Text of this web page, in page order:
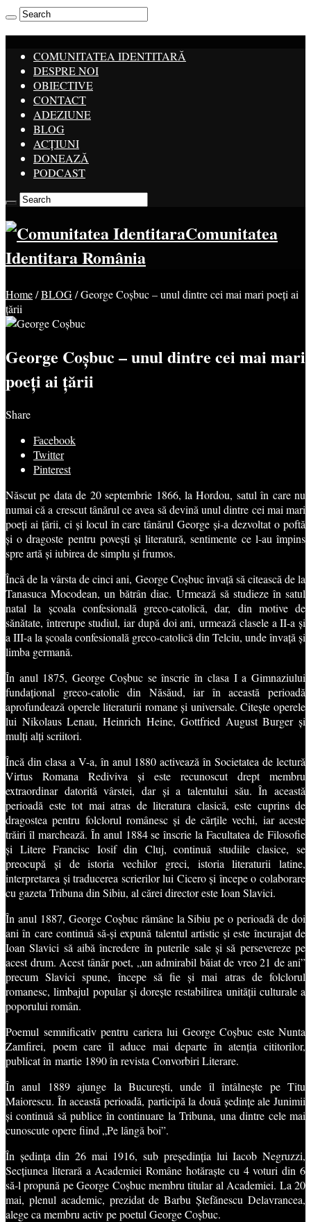
COMUNITATEA IDENTITARĂ
DESPRE NOI
OBIECTIVE
CONTACT
ADEZIUNE
BLOG
ACȚIUNI
DONEAZĂ
PODCAST
Comunitatea
Identitara România
Home/BLOG/George Coșbuc – unul dintre cei mai mari poeți ai
țării
George Coșbuc – unul dintre cei mai mari
poeți ai țării
Share
Facebook
Twitter
Pinterest
Născut pe data de 20 septembrie 1866, la Hordou, satul în care nu
numai că a crescut tânărul ce avea să devină unul dintre cei mai mari
poeți ai țării, ci și locul în care tânărul George și-a dezvoltat o poftă
și o dragoste pentru povești și literatură, sentimente ce l-au împins
spre artă și iubirea de simplu și frumos.
Încă de la vârsta de cinci ani, George Coșbuc învață să citească de la
Tanasuca Mocodean, un bătrân diac. Urmează să studieze în satul
natal la școala confesională greco-catolică, dar, din motive de
sănătate, întrerupe studiul, iar după doi ani, urmează clasele a II-a și
a III-a la școala confesională greco-catolică din Telciu, unde învață și
limba germană.
În anul 1875, George Coșbuc se înscrie în clasa I a Gimnaziului
fundațional greco-catolic din Năsăud, iar în această perioadă
aprofundează operele literaturii romane și universale. Citește operele
lui Nikolaus Lenau, Heinrich Heine, Gottfried August Burger și
mulți alți scriitori.
Încă din clasa a V-a, în anul 1880 activează în Societatea de lectură
Virtus Romana Rediviva și este recunoscut drept membru
extraordinar datorită vârstei, dar și a talentului său. În această
perioadă este tot mai atras de literatura clasică, este cuprins de
dragostea pentru folclorul românesc și de cărțile vechi, iar aceste
trăiri îl marchează. În anul 1884 se înscrie la Facultatea de Filosofie
și Litere Francisc Iosif din Cluj, continuă studiile clasice, se
preocupă și de istoria vechilor greci, istoria literaturii latine,
interpretarea și traducerea scrierilor lui Cicero și începe o colaborare
cu gazeta Tribuna din Sibiu, al cărei director este Ioan Slavici.
În anul 1887, George Coșbuc rămâne la Sibiu pe o perioadă de doi
ani în care continuă să-și expună talentul artistic și este încurajat de
Ioan Slavici să aibă încredere în puterile sale și să persevereze pe
acest drum. Acest tânăr poet, „un admirabil băiat de vreo 21 de ani”
precum Slavici spune, începe să fie și mai atras de folclorul
romanesc, limbajul popular și dorește restabilirea unității culturale a
poporului român.
Poemul semnificativ pentru cariera lui George Coșbuc este Nunta
Zamfirei, poem care îl aduce mai departe în atenția cititorilor,
publicat în martie 1890 în revista Convorbiri Literare.
În anul 1889 ajunge la București, unde îl întâlnește pe Titu
Maiorescu. În această perioadă, participă la două ședințe ale Junimii
și continuă să publice în continuare la Tribuna, una dintre cele mai
cunoscute opere fiind „Pe lângă boi”.
În ședința din 26 mai 1916, sub președinția lui Iacob Negruzzi,
Secțiunea literară a Academiei Române hotăraște cu 4 voturi din 6
să-l propună pe George Coșbuc membru titular al Academiei. La 20
mai, plenul academic, prezidat de Barbu Ștefănescu Delavrancea,
alege ca membru activ pe poetul George Coșbuc.